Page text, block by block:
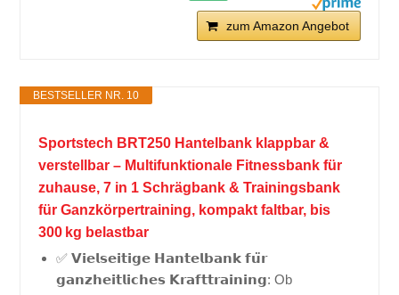
zum Amazon Angebot
BESTSELLER NR. 10
Sportstech BRT250 Hantelbank klappbar &
verstellbar – Multifunktionale Fitnessbank für
zuhause, 7 in 1 Schrägbank & Trainingsbank
für Ganzkörpertraining, kompakt faltbar, bis
300 kg belastbar
✅ 𝗩𝗶𝗲𝗹𝘀𝗲𝗶𝘁𝗶𝗴𝗲 𝗛𝗮𝗻𝘁𝗲𝗹𝗯𝗮𝗻𝗸 𝗳𝘂̈𝗿
𝗴𝗮𝗻𝘇𝗵𝗲𝗶𝘁𝗹𝗶𝗰𝗵𝗲𝘀 𝗞𝗿𝗮𝗳𝘁𝘁𝗿𝗮𝗶𝗻𝗶𝗻𝗴: Ob